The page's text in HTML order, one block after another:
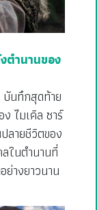
ตำนานของ
นทึกสุดท้าย
ไมเคิล ซาร์
ลายชีวิตของ
ในตำนานที่
ย่างยาวนาน